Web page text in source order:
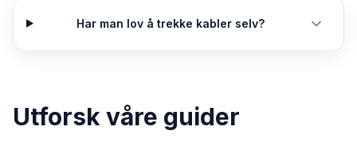
Har man lov å trekke kabler selv?
Utforsk våre guider